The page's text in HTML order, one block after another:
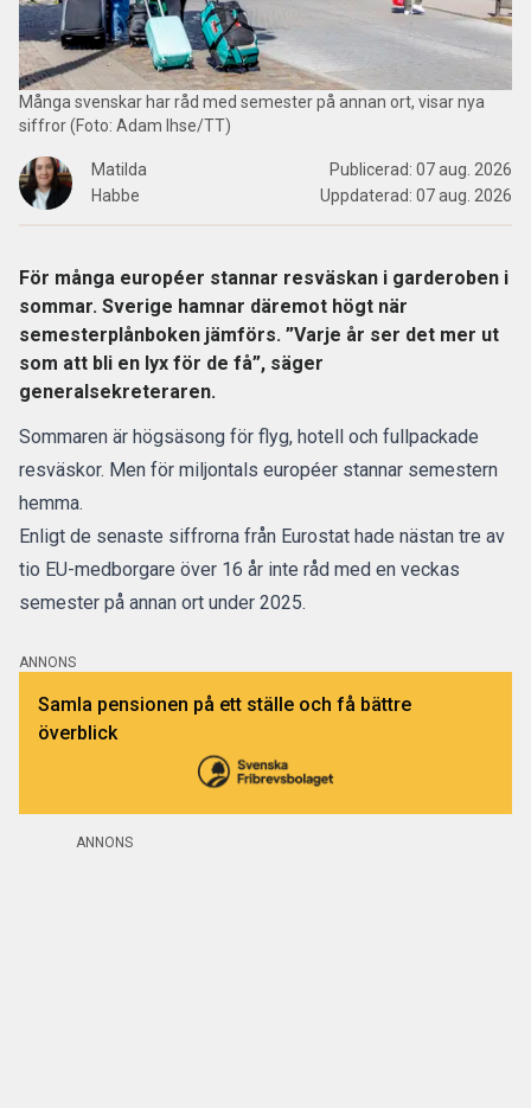
Många svenskar har råd med semester på annan ort, visar nya
siffror (Foto: Adam Ihse/TT)
Matilda
Habbe
Publicerad: 07 aug. 2026
Uppdaterad: 07 aug. 2026
För många européer stannar resväskan i garderoben i
sommar. Sverige hamnar däremot högt när
semesterplånboken jämförs. ”Varje år ser det mer ut
som att bli en lyx för de få”, säger
generalsekreteraren.
Sommaren är högsäsong för flyg, hotell och fullpackade
resväskor. Men för miljontals européer stannar semestern
hemma.
Enligt de senaste siffrorna från Eurostat hade nästan tre av
tio EU-medborgare över 16 år inte råd med en veckas
semester på annan ort under 2025.
ANNONS
Samla pensionen på ett ställe och få bättre
överblick
ANNONS